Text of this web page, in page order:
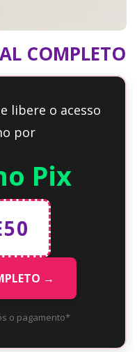
COMPLETO
libere o acesso
por
Pix
→
o pagamento*